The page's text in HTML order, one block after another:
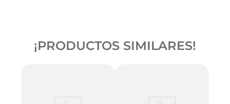
¡PRODUCTOS SIMILARES!